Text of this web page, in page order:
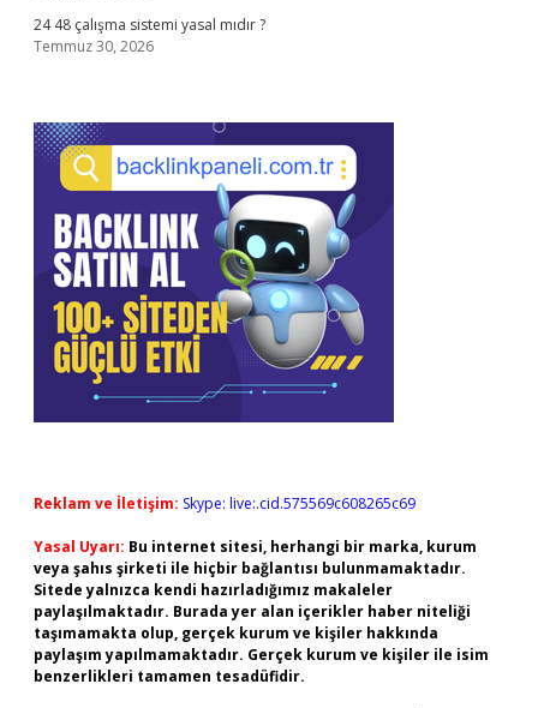
24 48 çalışma sistemi yasal mıdır ?
Temmuz 30, 2026
Reklam ve İletişim: Skype: live:.cid.575569c608265c69
Yasal Uyarı: Bu internet sitesi, herhangi bir marka, kurum
veya şahıs şirketi ile hiçbir bağlantısı bulunmamaktadır.
Sitede yalnızca kendi hazırladığımız makaleler
paylaşılmaktadır. Burada yer alan içerikler haber niteliği
taşımamakta olup, gerçek kurum ve kişiler hakkında
paylaşım yapılmamaktadır. Gerçek kurum ve kişiler ile isim
benzerlikleri tamamen tesadüfidir.